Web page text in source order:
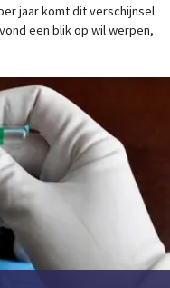
jaar komt dit verschijnsel
een blik op wil werpen,